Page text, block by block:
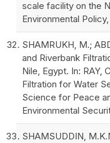
scale facility on the
Environmental
SHAMRUKH, M.;
and Riverbank
Nile, Egypt. In: RAY,
Filtration for Water
Science for Peace
Environmental
SHAMSUDDIN,